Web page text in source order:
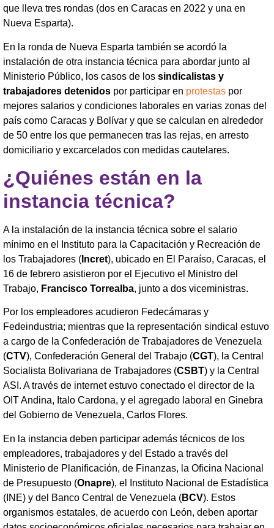
que lleva tres rondas (dos en Caracas en 2022 y una en
Nueva Esparta).
En la ronda de Nueva Esparta también se acordó la
instalación de otra instancia técnica para abordar junto al
Ministerio Público, los casos de los sindicalistas y
trabajadores detenidos por participar en protestas por
mejores salarios y condiciones laborales en varias zonas del
país como Caracas y Bolívar y que se calculan en alrededor
de 50 entre los que permanecen tras las rejas, en arresto
domiciliario y excarcelados con medidas cautelares.
¿Quiénes están en la
instancia técnica?
A la instalación de la instancia técnica sobre el salario
mínimo en el Instituto para la Capacitación y Recreación de
los Trabajadores ( Incret), ubicado en El Paraíso, Caracas, el
16 de febrero asistieron por el Ejecutivo el Ministro del
Trabajo, Francisco Torrealba, junto a dos viceministras.
Por los empleadores acudieron Fedecámaras y
Fedeindustria; mientras que la representación sindical estuvo
a cargo de la Confederación de Trabajadores de Venezuela
(CTV), Confederación General del Trabajo (CGT), la Central
Socialista Bolivariana de Trabajadores (CSBT) y la Central
ASI. A través de internet estuvo conectado el director de la
OIT Andina, Italo Cardona, y el agregado laboral en Ginebra
del Gobierno de Venezuela, Carlos Flores.
En la instancia deben participar además técnicos de los
empleadores, trabajadores y del Estado a través del
Ministerio de Planificación, de Finanzas, la Oficina Nacional
de Presupuesto (Onapre), el Instituto Nacional de Estadística
(INE) y del Banco Central de Venezuela (BCV). Estos
organismos estatales, de acuerdo con León, deben aportar